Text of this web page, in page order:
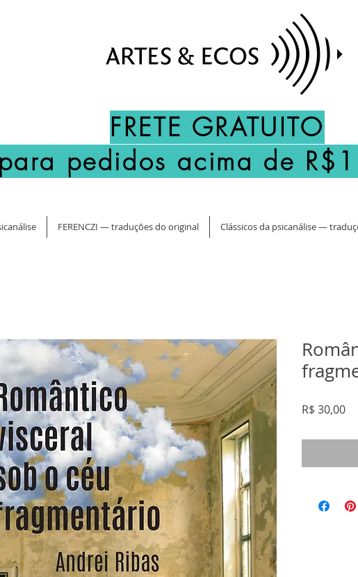
FRETE GRATUITO
para pedidos acima de
FERENCZI — traduções do original Clássicos da psicanálise —
R$ 30,00